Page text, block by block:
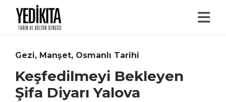
Gezi, Manşet, Osmanlı Tarihi
Keşfedilmeyi Bekleyen
Şifa Diyarı Yalova